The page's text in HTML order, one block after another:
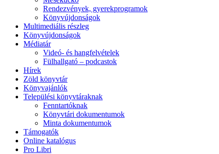
Rendezvények, gyerekprogramok
Könyvújdonságok
Multimediális részleg
Könyvújdonságok
Médiatár
Videó- és hangfelvételek
Fülhallgató – podcastok
Hírek
Zöld könyvtár
Könyvajánlók
Települési könyvtáraknak
Fenntartóknak
Könyvtári dokumentumok
Minta dokumentumok
Támogatók
Online katalógus
Pro Libri